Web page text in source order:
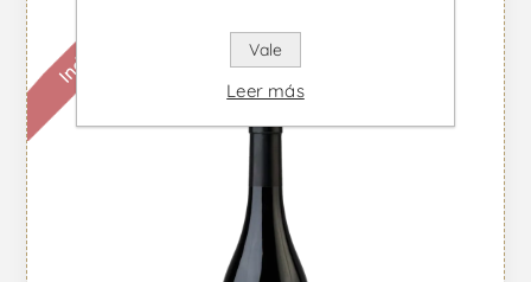
Indisponible Vale
Leer más